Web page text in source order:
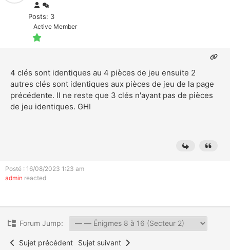
Posts: 3
Active Member
4 clés sont identiques au 4 pièces de jeu ensuite 2
autres clés sont identiques aux pièces de jeu de la page
précédente. Il ne reste que 3 clés n'ayant pas de pièces
de jeu identiques. GHI
Posté : 16/08/2023 1:23 am
admin reacted
Forum Jump:
Sujet précédent Sujet suivant